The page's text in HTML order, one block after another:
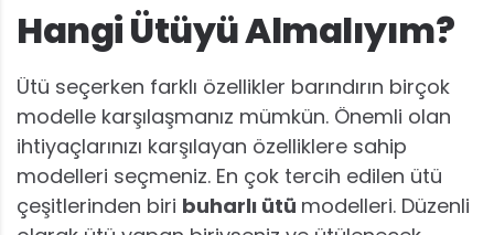
Hangi Ütüyü Almalıyım?
Ütü seçerken farklı özellikler barındırın birçok
modelle karşılaşmanız mümkün. Önemli olan
ihtiyaçlarınızı karşılayan özelliklere sahip
modelleri seçmeniz. En çok tercih edilen ütü
çeşitlerinden biri buharlı ütü modelleri. Düzenli